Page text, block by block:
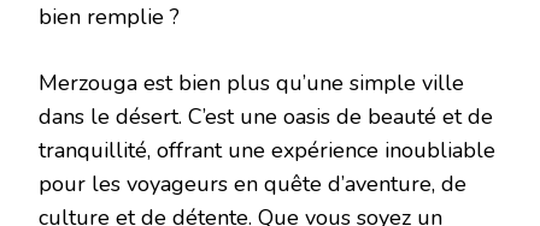
bien remplie ?
Merzouga est bien plus qu’une simple ville
dans le désert. C’est une oasis de beauté et de
tranquillité, offrant une expérience inoubliable
pour les voyageurs en quête d’aventure, de
culture et de détente. Que vous soyez un